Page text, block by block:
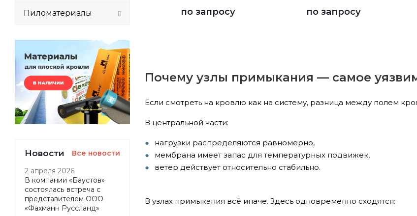
по запросу по запросу
Почему узлы примыкания — самое
Если смотреть на кровлю как на систему, разница между полем
В центральной части:
нагрузки распределяются равномерно,
мембрана имеет запас для температурных подвижек,
ветер действует относительно стабильно.
В узлах примыкания всё иначе. Здесь одновременно сходятся:
Пиломатериалы
Новости Все новости
2 апреля 2026
В компании «Баустов»
состоялась встреча с
представителем ООО
«Фахманн Руссланд»